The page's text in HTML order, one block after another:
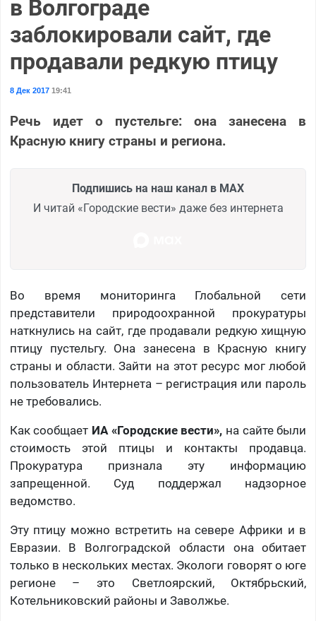
в Волгограде
заблокировали сайт, где
продавали редкую птицу
8 Дек 201719:41
Речь идет о пустельге: она занесена в
Красную книгу страны и региона.
Подпишись на наш канал в MAX
И читай «Городские вести» даже без интернета
Во время мониторинга Глобальной сети
представители природоохранной прокуратуры
наткнулись на сайт, где продавали редкую хищную
птицу пустельгу. Она занесена в Красную книгу
страны и области. Зайти на этот ресурс мог любой
пользователь Интернета – регистрация или пароль
не требовались.
Как сообщает ИА «Городские вести», на сайте были
стоимость этой птицы и контакты продавца.
Прокуратура признала эту информацию
запрещенной. Суд поддержал надзорное
ведомство.
Эту птицу можно встретить на севере Африки и в
Евразии. В Волгоградской области она обитает
только в нескольких местах. Экологи говорят о юге
регионе – это Светлоярский, Октябрьский,
Котельниковский районы и Заволжье.